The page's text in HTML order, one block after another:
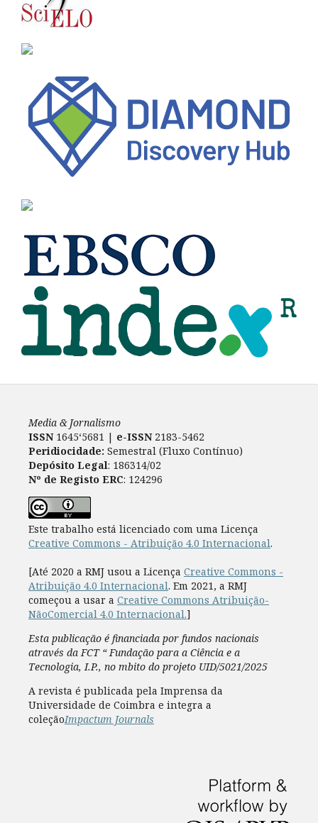
Media & Jornalismo
ISSN 1645‘5681 | e-ISSN2183-5462
Peridiocidade: Semestral (Fluxo Contínuo)
Depósito Legal: 186314/02
Nº de Registo ERC: 124296
Este trabalho está licenciado com uma Licença
Creative Commons - Atribuição 4.0 Internacional.
[Até 2020 a RMJ usou a Licença Creative Commons -
Atribuição 4.0 Internacional. Em 2021, a RMJ
começou a usar a Creative Commons Atribuição-
NãoComercial 4.0 Internacional.]
Esta publicação é financiada por fundos nacionais
através da FCT “ Fundação para a Ciência e a
Tecnologia, I.P., no mbito do projeto UID/5021/2025
A revista é publicada pela Imprensa da
Universidade de Coimbra e integra a
coleçãoImpactum Journals